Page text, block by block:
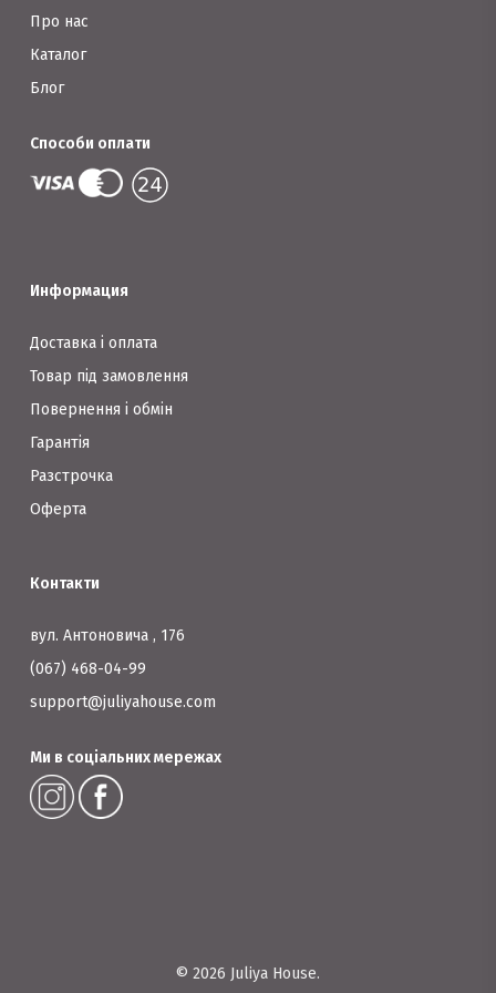
Про нас
Каталог
Блог
Способи оплати
Информация
Доставка і оплата
Товар під замовлення
Повернення і обмін
Гарантія
Разстрочка
Оферта
Контакти
вул. Антоновича , 176
(067) 468-04-99
support@juliyahouse.com
Ми в соціальних мережах
© 2026 Juliya House.